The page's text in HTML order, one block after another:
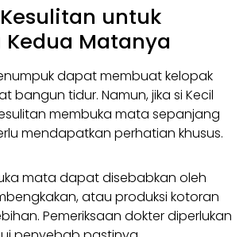
untuk
Matanya
dapat membuat kelopak
bangun tidur. Namun, jika si Kecil
membuka mata sepanjang
mendapatkan perhatian khusus.
mata dapat disebabkan oleh
atau produksi kotoran
Pemeriksaan dokter diperlukan